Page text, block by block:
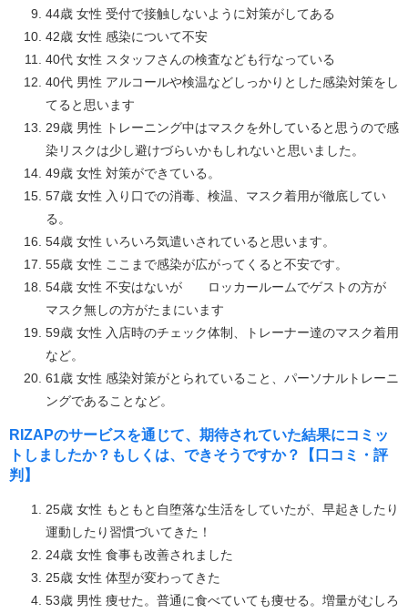
44歳 女性 受付で接触しないように対策がしてある
42歳 女性 感染について不安
40代 女性 スタッフさんの検査なども行なっている
40代 男性 アルコールや検温などしっかりとした感染対策をし
てると思います
29歳 男性 トレーニング中はマスクを外していると思うので感
染リスクは少し避けづらいかもしれないと思いました。
49歳 女性 対策ができている。
57歳 女性 入り口での消毒、検温、マスク着用が徹底してい
る。
54歳 女性 いろいろ気遣いされていると思います。
55歳 女性 ここまで感染が広がってくると不安です。
54歳 女性 不安はないが ロッカールームでゲストの方が
マスク無しの方がたまにいます
59歳 女性 入店時のチェック体制、トレーナー達のマスク着用
など。
61歳 女性 感染対策がとられていること、パーソナルトレーニ
ングであることなど。
RIZAPのサービスを通じて、期待されていた結果にコミッ
トしましたか？もしくは、できそうですか？【口コミ・評
判】
25歳 女性 もともと自堕落な生活をしていたが、早起きしたり
運動したり習慣づいてきた！
24歳 女性 食事も改善されました
25歳 女性 体型が変わってきた
53歳 男性 痩せた。普通に食べていても痩せる。増量がむしろ